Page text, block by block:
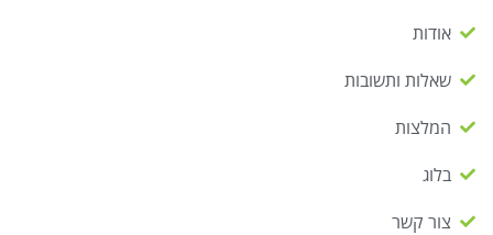
אודות
שאלות ותשובות
המלצות
בלוג
צור קשר